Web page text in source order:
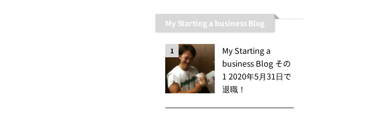
My Starting a business Blog
1
My Starting a
business Blog その
1 2020年5月31日で
退職！